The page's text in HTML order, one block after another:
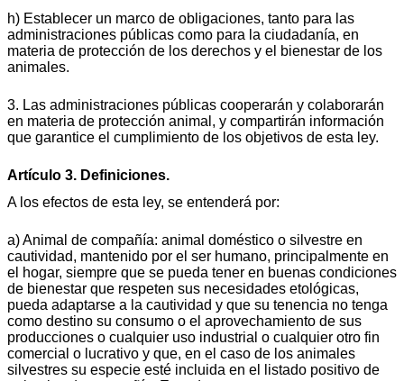
h) Establecer un marco de obligaciones, tanto para las
administraciones públicas como para la ciudadanía, en
materia de protección de los derechos y el bienestar de los
animales.
3. Las administraciones públicas cooperarán y colaborarán
en materia de protección animal, y compartirán información
que garantice el cumplimiento de los objetivos de esta ley.
Artículo 3. Definiciones.
A los efectos de esta ley, se entenderá por:
a) Animal de compañía: animal doméstico o silvestre en
cautividad, mantenido por el ser humano, principalmente en
el hogar, siempre que se pueda tener en buenas condiciones
de bienestar que respeten sus necesidades etológicas,
pueda adaptarse a la cautividad y que su tenencia no tenga
como destino su consumo o el aprovechamiento de sus
producciones o cualquier uso industrial o cualquier otro fin
comercial o lucrativo y que, en el caso de los animales
silvestres su especie esté incluida en el listado positivo de